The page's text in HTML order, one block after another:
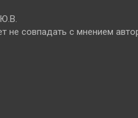
не совпадать с мнением